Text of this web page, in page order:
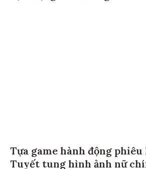
Tựa game hành động phiêu
Tuyết tung hình ảnh nữ